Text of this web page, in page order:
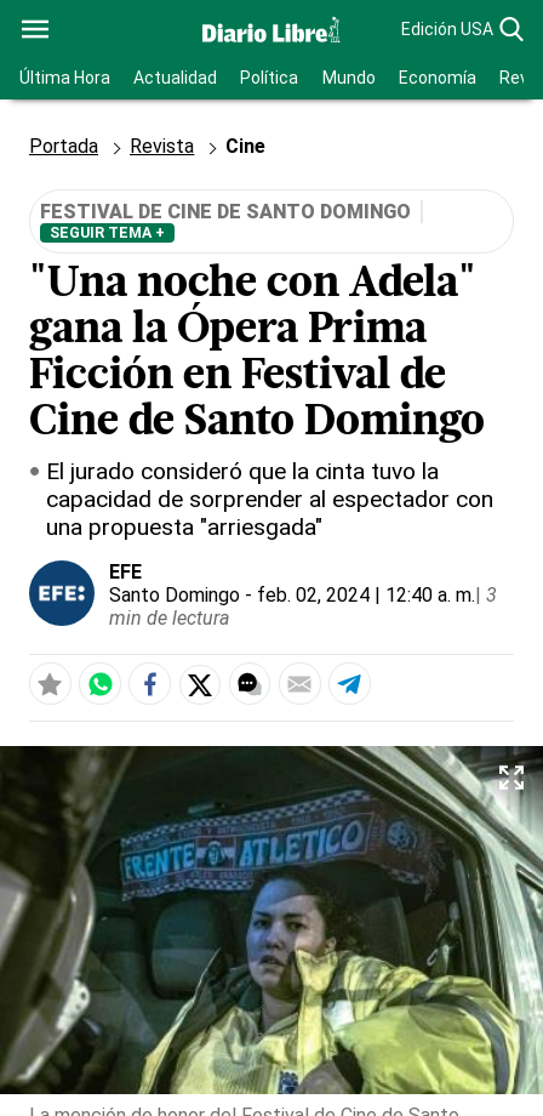
Edición USA
Última Hora Actualidad Política Mundo Economía
Portada Revista Cine
FESTIVAL DE CINE DE SANTO DOMINGO
SEGUIR TEMA +
"Una noche con Adela"
gana la Ópera Prima
Ficción en Festival de
Cine de Santo Domingo
El jurado consideró que la cinta tuvo la
capacidad de sorprender al espectador con
una propuesta "arriesgada"
EFE
Santo Domingo - feb. 02, 2024 | 12:40 a. m.| 3
min de lectura